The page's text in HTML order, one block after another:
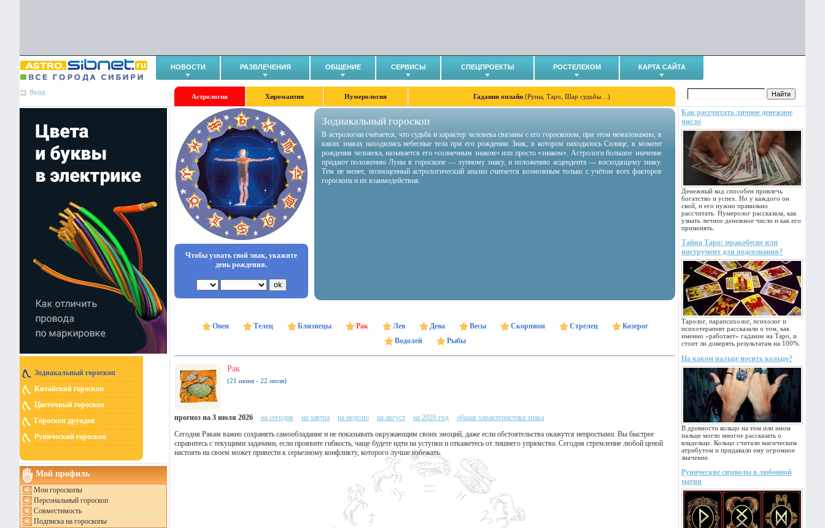
НОВОСТИ РАЗВЛЕЧЕНИЯ ОБЩЕНИЕ СЕРВИСЫ СПЕЦПРОЕКТЫ РОСТЕЛЕКОМ КАРТА САЙТА
Вход
Астрология Хиромантия Нумерология Гадания онлайн (Руны, Таро, Шар судьбы…)
Зодиакальный гороскоп
Китайский гороскоп
Цветочный гороскоп
Гороскоп друидов
Рунический гороскоп
Мой профиль
Мои гороскопы
Персональный гороскоп
Совместимость
Подписка на гороскопы
Как рассчитать личное денежное
число
Денежный код способен привлечь
богатство и успех. Но у каждого он
свой, и его нужно правильно
рассчитать. Нумеролог рассказала, как
узнать личное денежное число и как его
применять.
Тайна Таро: мракобесие или
инструмент для подсознания?
Таролог, парапсихолог, психолог и
психотерапевт рассказали о том, как
именно «работает» гадание на Таро, и
стоит ли доверять результатам на 100%.
На каком пальце носить кольцо?
В древности кольцо на том или ином
пальце могло многое рассказать о
владельце. Кольцо считали магическим
атрибутом и придавали ему огромное
значение.
Рунические символы в любовной
магии
Чтобы узнать свой знак, укажите
день рождения.
Зодиакальный гороскоп
В астрологии считается, что судьба и характер человека связаны с его гороскопом, при этом немаловажно, в
каких знаках находились небесные тела при его рождении. Знак, в котором находилось Солнце, в момент
рождения человека, называется его «солнечным знаком» или просто «знаком». Астрологи большое значение
придают положению Луны в гороскопе — лунному знаку, и положению асцендента — восходящему знаку.
Тем не менее, полноценный астрологический анализ считается возможным только с учётом всех факторов
гороскопа и их взаимодействия.
Овен Телец Близнецы Рак Лев Дева Весы Скорпион Стрелец
Козерог
Водолей
Рыбы
Рак
(21 июня - 22 июля)
прогноз на 3 июля 2026 на сегодня на завтра на неделю на август на 2026 год
общая характеристика знака
Сегодня Ракам важно сохранять самообладание и не показывать окружающим своих эмоций, даже если обстоятельства окажутся непростыми. Вы быстрее
справитесь с текущими задачами, если проявите гибкость, чаще будете идти на уступки и откажетесь от лишнего упрямства. Сегодня стремление любой ценой
настоять на своем может привести к серьезному конфликту, которого лучше избежать.